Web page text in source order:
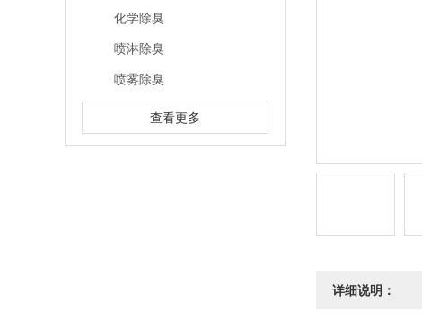
化学除臭
喷淋除臭
喷雾除臭
查看更多
详细说明：